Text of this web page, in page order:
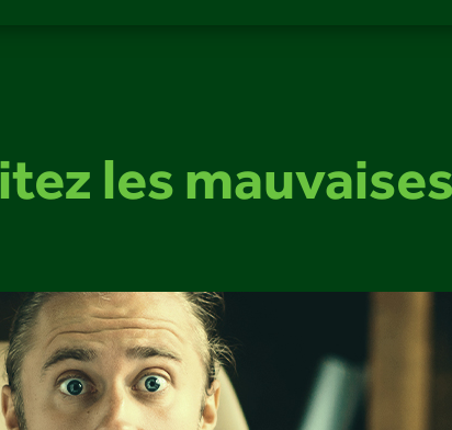
les